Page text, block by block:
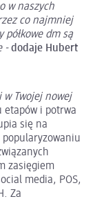
w naszych
co najmniej
dm są
-dodaje Hubert
w Twojej nowej
etapów i potrwa
się na
zasięgiem
media, POS,
Za